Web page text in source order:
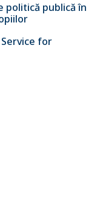
politică publică în
Service for